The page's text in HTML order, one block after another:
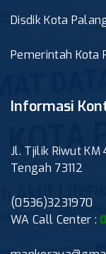
Disdik Kota
Pemerintah Kota
Informasi
Jl. Tjilik Riwut
Tengah 73112
(0536)3231970
WA Call Center :